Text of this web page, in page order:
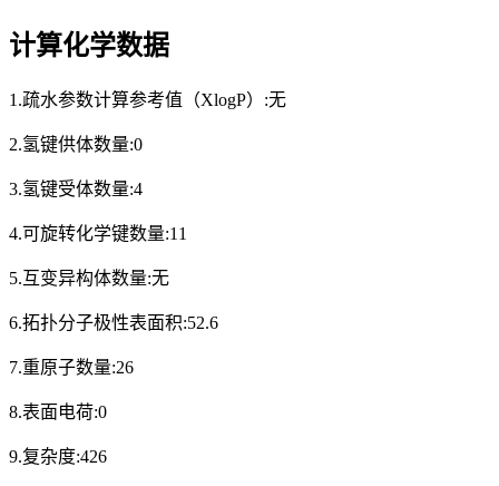
计算化学数据
1.疏水参数计算参考值（XlogP）:无
2.氢键供体数量:0
3.氢键受体数量:4
4.可旋转化学键数量:11
5.互变异构体数量:无
6.拓扑分子极性表面积:52.6
7.重原子数量:26
8.表面电荷:0
9.复杂度:426